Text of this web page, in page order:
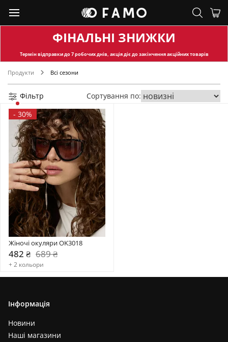
ФІНАЛЬНІ ЗНИЖКИ
Термін відправкидо 7 робочих днів, акція діє до закінчення акційних товарів
Продукти Всі сезони
Фільтр
Сортування по:
- 30%
Жіночі окуляри OK3018
482 ₴ 689 ₴
+ 2 кольори
Інформація
Новини
Наші магазини